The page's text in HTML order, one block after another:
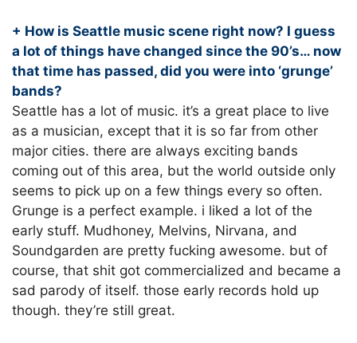
+ How is Seattle music scene right now? I guess
a lot of things have changed since the 90’s… now
that time has passed, did you were into ‘grunge’
bands?
Seattle has a lot of music. it’s a great place to live
as a musician, except that it is so far from other
major cities. there are always exciting bands
coming out of this area, but the world outside only
seems to pick up on a few things every so often.
Grunge is a perfect example. i liked a lot of the
early stuff. Mudhoney, Melvins, Nirvana, and
Soundgarden are pretty fucking awesome. but of
course, that shit got commercialized and became a
sad parody of itself. those early records hold up
though. they’re still great.